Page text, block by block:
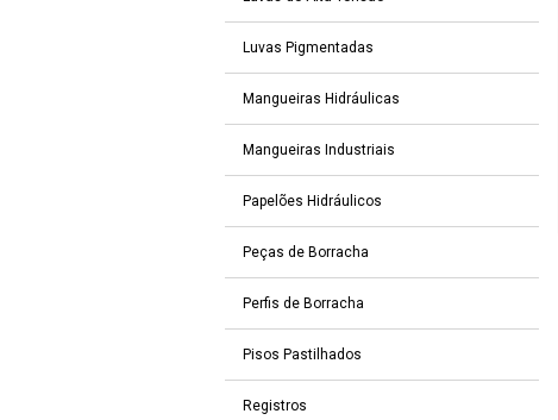
Luvas Pigmentadas
Mangueiras Hidráulicas
Mangueiras Industriais
Papelões Hidráulicos
Peças de Borracha
Perfis de Borracha
Pisos Pastilhados
Registros